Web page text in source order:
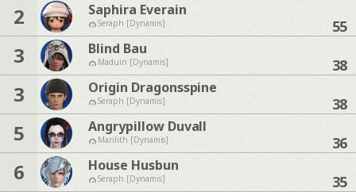
2 Saphira Everain
Seraph [Dynamis] 55
3 Blind Bau
Maduin [Dynamis] 38
3 Origin Dragonsspine
Seraph [Dynamis] 38
5 Angrypillow Duvall
Marilith [Dynamis] 36
6 House Husbun
Seraph [Dynamis] 35